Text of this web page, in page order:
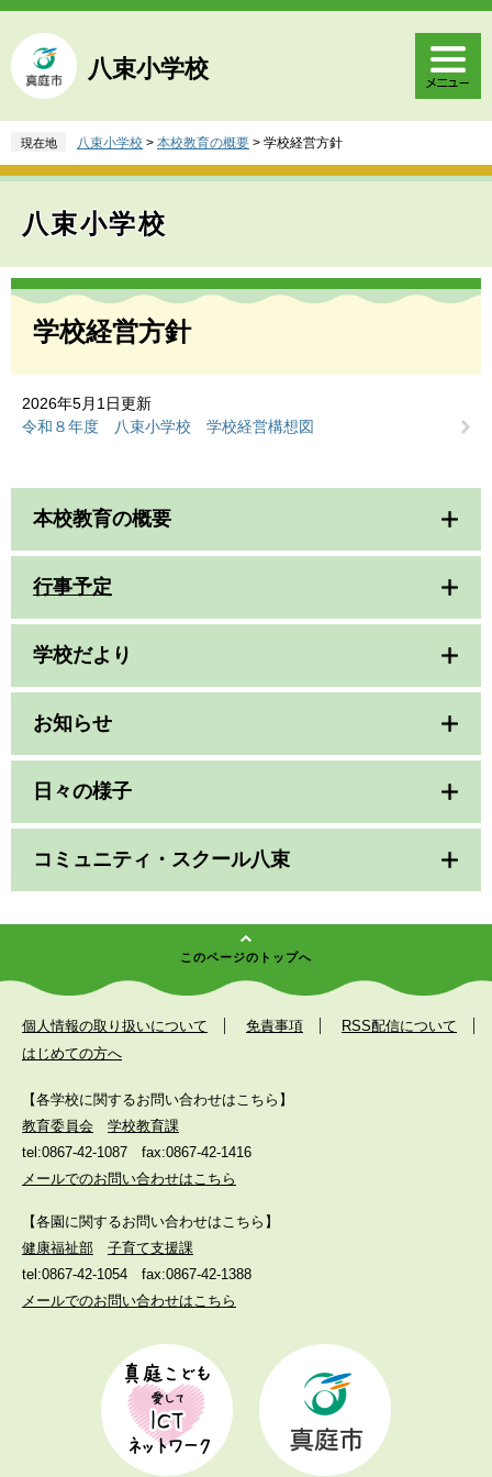
ペ
ジ
の
頭
す
メ
ュ
ー
飛
し
へ
八束小学校
現在地 八束小学校 > 本校教育の概要 > 学校経営方針
八束小学校
本
学校経営方針
2026年5月1日更新
令和８年度 八束小学校 学校経営構想図
本校教育の概要
行事予定
学校だより
お知らせ
日々の様子
コミュニティ・スクール八束
このページのトップへ
個人情報の取り扱いについて 免責事項
RSS配信について
はじめての方へ
【各学校に関するお問い合わせはこちら】
教育委員会
学校教育課
tel:0867-42-1087
fax:0867-42-1416
メールでのお問い合わせはこちら
【各園に関するお問い合わせはこちら】
健康福祉部
子育て支援課
tel:0867-42-1054
fax:0867-42-1388
メールでのお問い合わせはこちら